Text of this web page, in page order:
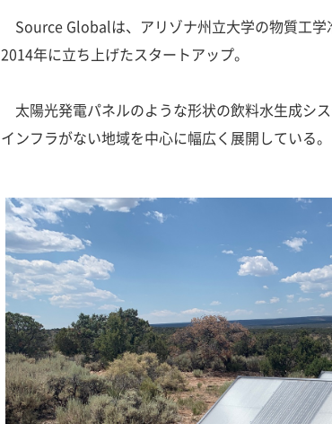
Source Globalは、アリゾナ州立大学の物質工
2014年に立ち上げたスタートアップ。
太陽光発電パネルのような形状の飲料水生成シ
インフラがない地域を中心に幅広く展開している。